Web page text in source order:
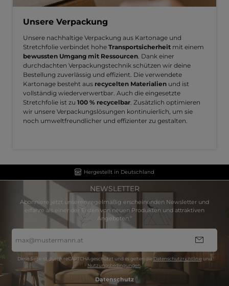
Unsere Verpackung
Unsere nachhaltige Verpackung aus Kartonage und
Stretchfolie verbindet hohe Transportsicherheit mit einem
bewussten Umgang mit Ressourcen. Dank einer
durchdachten Verpackungstechnik schützen wir deine
Bestellung zuverlässig und effizient. Die verwendete
Kartonage besteht aus recycelten Materialien und ist
vollständig wiederverwertbar. Auch die eingesetzte
Stretchfolie ist zu 100 % recycelbar. Zusätzlich optimieren
wir unsere Verpackungslösungen kontinuierlich, um sie
noch umweltfreundlicher und effizienter zu gestalten.
Hergestellt in Deutschland
NEWSLETTER
Abonniere jetzt unseren regelmäßig erscheinenden Newsletter und
erfahre als einer der Ersten von neuen Produkten und attraktiven
Angeboten.“
Mail-
Adresse
Diese Seite ist durch reCAPTCHA geschützt und es gelten die Datenschutzrichtlinieund
Nutzungsbedingungen
Datenschutz